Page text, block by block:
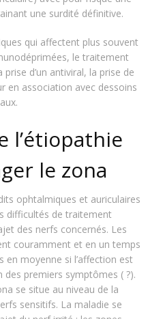
une surdité définitive.
qui affectent plus souvent
le traitement
d’un antiviral, la prise de
en association avec dessoins
l’étiopathie
le zona
ophtalmiques et auriculaires
difficultés de traitement
des nerfs concernés. Les
couramment et en un temps
en moyenne si l’affection est
des premiers symptômes ( ?).
se situe au niveau de la
sensitifs. La maladie se